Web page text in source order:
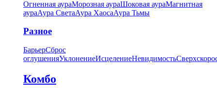
Огненная аураМорозная аураШоковая аураМагнитная
аураАура СветаАура ХаосаАура Тьмы
Разное
БарьерСброс
оглушенияУклонениеИсцелениеНевидимость
Комбо